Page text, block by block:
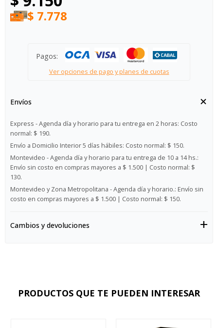
$ 7.778
Pagos:
Ver opciones de pago y planes de cuotas
Envíos
Express - Agenda día y horario para tu entrega en 2 horas: Costo
normal: $ 190.
Envío a Domicilio Interior 5 días hábiles: Costo normal: $ 150.
Montevideo - Agenda día y horario para tu entrega de 10 a 14 hs.:
Envío sin costo en compras mayores a $ 1.500 | Costo normal: $
130.
Montevideo y Zona Metropolitana - Agenda día y horario.: Envío sin
costo en compras mayores a $ 1.500 | Costo normal: $ 150.
Cambios y devoluciones
PRODUCTOS QUE TE PUEDEN INTERESAR